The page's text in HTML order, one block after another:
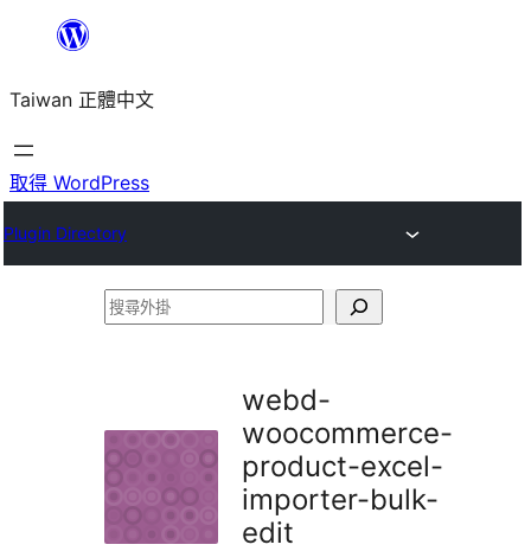
主
要
內
Taiwan 正體中文
取得 WordPress
Plugin Directory
搜
webd-
woocommerce-
product-excel-
importer-bulk-
edit